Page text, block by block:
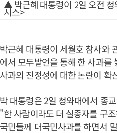
▲ 박근혜 대통령이 2일 오전 청
시스>
박근혜 대통령이 세월호 참사와
에서 모두발언을 통해 한 사과를
사과의 진정성에 대한 논란이 확
박 대통령은 2일 청와대에서 종
"한 사람이라도 더 실종자를 구
국민들께 대국민사과를 하면서